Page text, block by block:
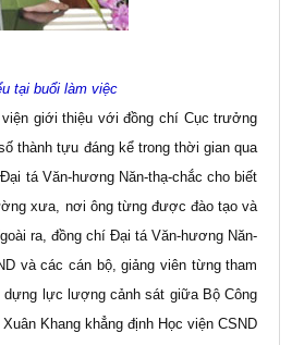
tại buổi làm việc
giới thiệu với đồng chí Cục trưởng
thành tựu đáng kể trong thời gian qua
tá Văn-hương Năn-thạ-chắc cho biết
xưa, nơi ông từng được đào tạo và
ra, đồng chí Đại tá Văn-hương Năn-
và các cán bộ, giảng viên từng tham
lực lượng cảnh sát giữa Bộ Công
Khang khẳng định Học viện CSND